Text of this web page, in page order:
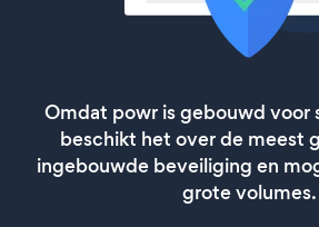
Omdat powr is gebouwd voor
beschikt het over de meest
ingebouwde beveiliging en
grote volumes.